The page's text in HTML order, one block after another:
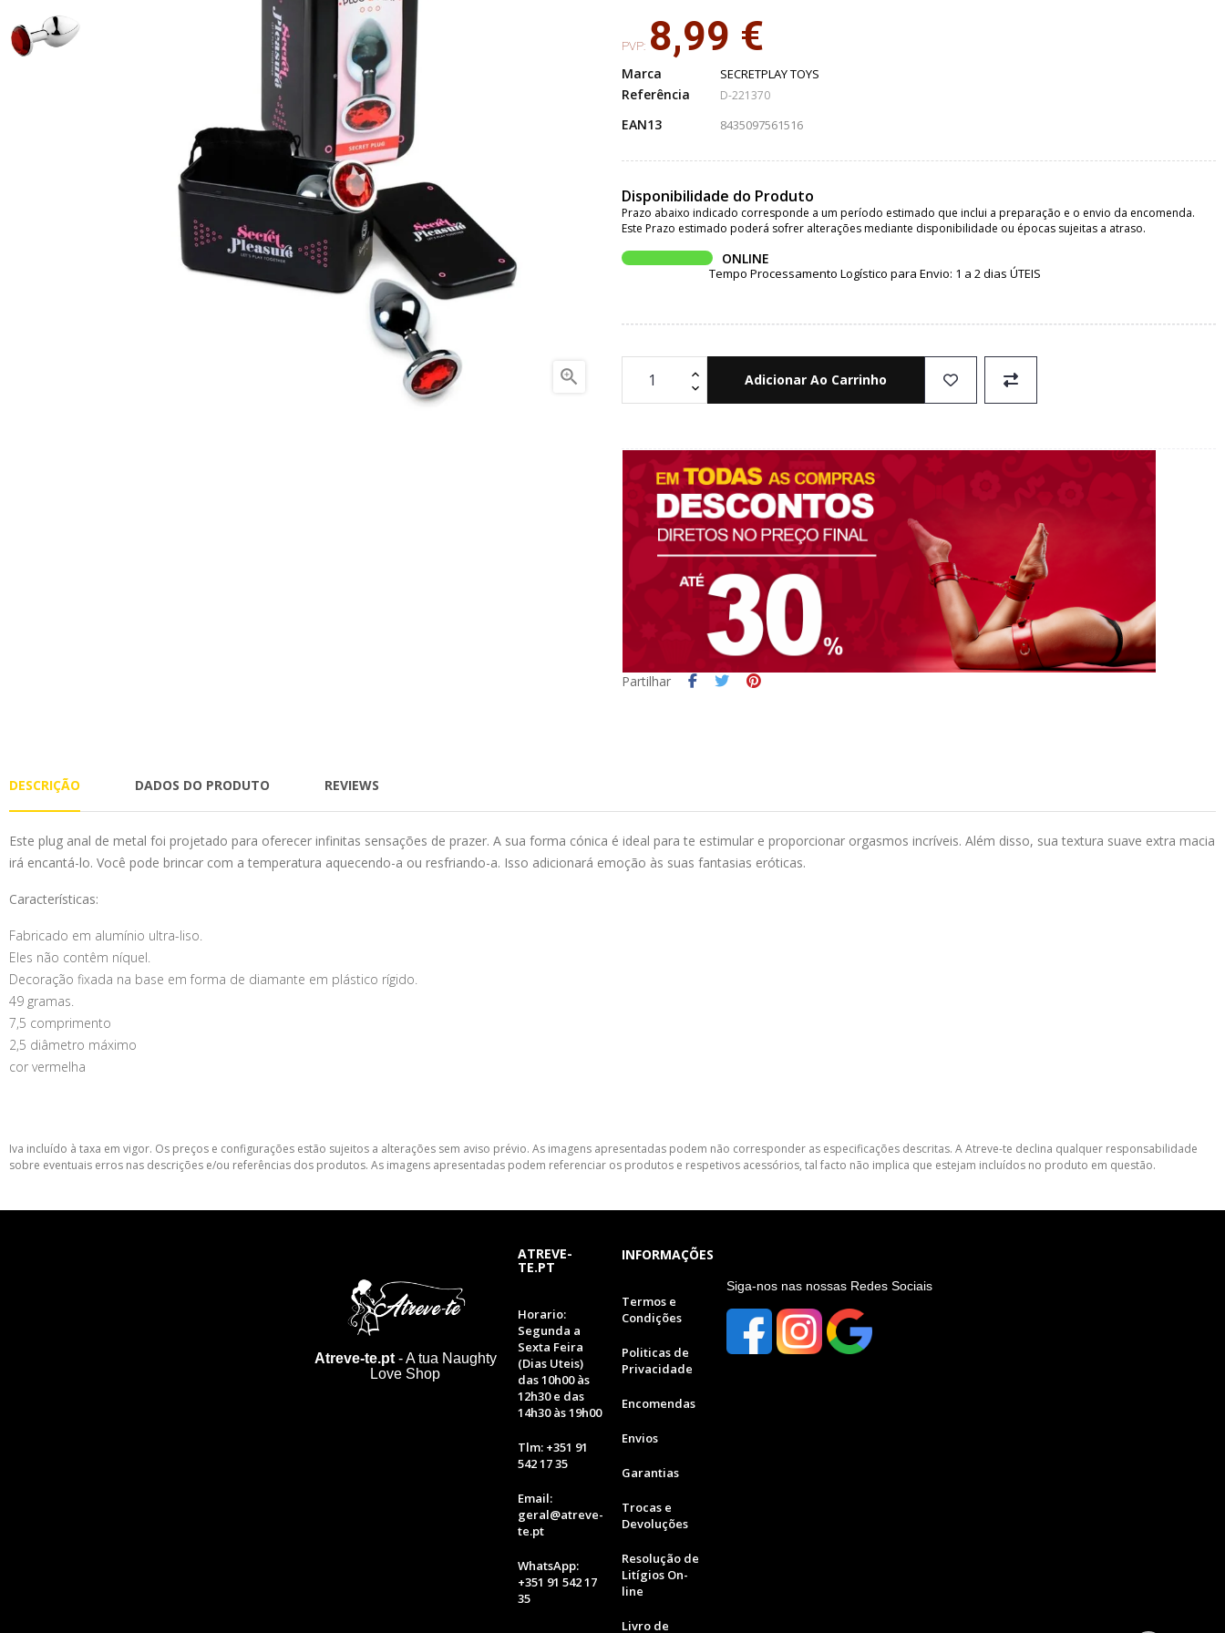

PVP: 8,99 €
Marca SECRETPLAY TOYS
Referência D-221370
EAN13 8435097561516
Disponibilidade do Produto
Prazo abaixo indicado corresponde a um período estimado que inclui a preparação e o envio da encomenda.
Este Prazo estimado poderá sofrer alterações mediante disponibilidade ou épocas sujeitas a atraso.
ONLINE
Tempo Processamento Logístico para Envio: 1 a 2 dias ÚTEIS
Adicionar Ao Carrinho
Partilhar
DESCRIÇÃO DADOS DO PRODUTO REVIEWS
Este plug anal de metal foi projetado para oferecer infinitas sensações de prazer. A sua forma cónica é ideal para te estimular e proporcionar orgasmos incríveis. Além disso, sua textura suave extra macia
irá encantá-lo. Você pode brincar com a temperatura aquecendo-a ou resfriando-a. Isso adicionará emoção às suas fantasias eróticas.
Características:
Fabricado em alumínio ultra-liso.
Eles não contêm níquel.
Decoração fixada na base em forma de diamante em plástico rígido.
49 gramas.
7,5 comprimento
2,5 diâmetro máximo
cor vermelha
Iva incluído à taxa em vigor. Os preços e configurações estão sujeitos a alterações sem aviso prévio. As imagens apresentadas podem não corresponder as especificações descritas. A Atreve-te declina qualquer responsabilidade
sobre eventuais erros nas descrições e/ou referências dos produtos. As imagens apresentadas podem referenciar os produtos e respetivos acessórios, tal facto não implica que estejam incluídos no produto em questão.
Atreve-te.pt- A tua Naughty
Love Shop
ATREVE-
TE.PT
Horario:
Segunda a
Sexta Feira
(Dias Uteis)
das 10h00 às
12h30 e das
14h30 às 19h00
Tlm: +351 91
542 17 35
Email:
geral@atreve-
te.pt
WhatsApp:
+351 91 542 17
35
INFORMAÇÕES
Termos e
Condições
Politicas de
Privacidade
Encomendas
Envios
Garantias
Trocas e
Devoluções
Resolução de
Litígios On-
line
Livro de
Siga-nos nas nossas Redes Sociais